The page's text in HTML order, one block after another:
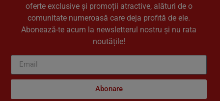
oferte exclusive și promoții atractive, alături de o
comunitate numeroasă care deja profită de ele.
Abonează-te acum la newsletterul nostru și nu rata
noutățile!
Abonare